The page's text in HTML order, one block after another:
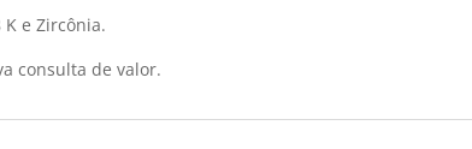
e Zircônia.
consulta de valor.